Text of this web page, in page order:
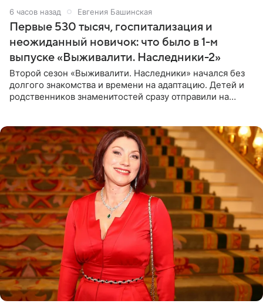
6 часов назад Евгения Башинская
Первые 530 тысяч, госпитализация и
неожиданный новичок: что было в 1-м
выпуске «Выживалити. Наследники-2»
Второй сезон «Выживалити. Наследники» начался без
долгого знакомства и времени на адаптацию. Детей и
родственников знаменитостей сразу отправили на